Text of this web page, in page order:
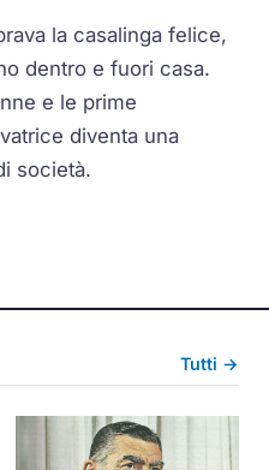
la casalinga felice,
dentro e fuori casa.
e le prime
diventa una
società.
Tutti →